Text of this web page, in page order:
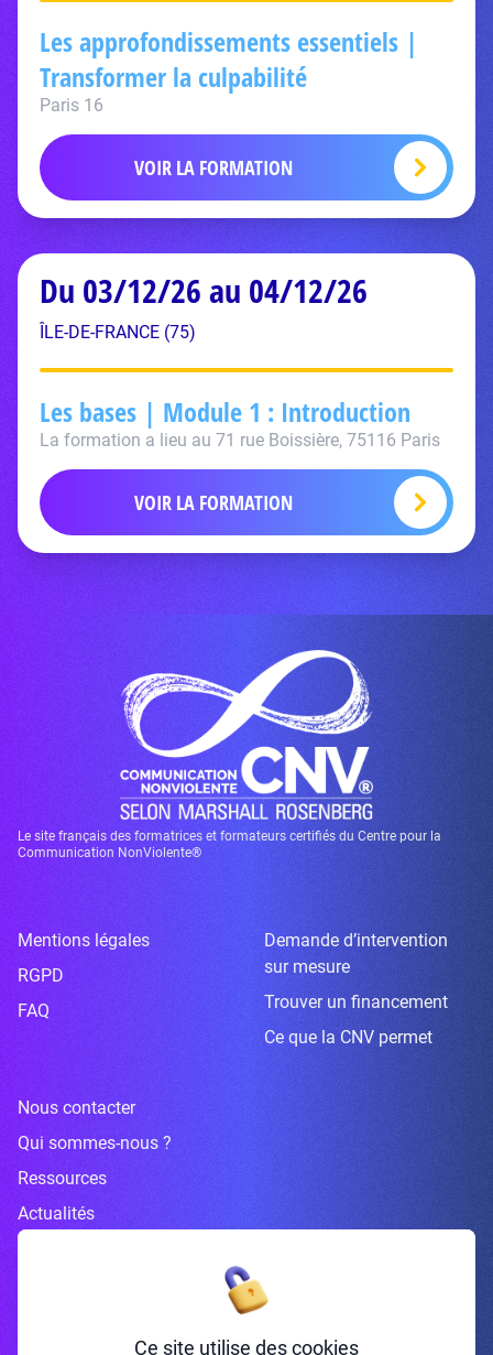
Les approfondissements essentiels |
Transformer la culpabilité
Paris 16
VOIR LA FORMATION
Du 03/12/26 au 04/12/26
ÎLE-DE-FRANCE (75)
Les bases | Module 1 : Introduction
La formation a lieu au 71 rue Boissière, 75116 Paris
VOIR LA FORMATION
Le site français des formatrices et formateurs certifiés du Centre pour la
Communication NonViolente®
Mentions légales
RGPD
FAQ
Demande d’intervention
sur mesure
Trouver un financement
Ce que la CNV permet
Nous contacter
Qui sommes-nous ?
Ressources
Actualités
Inscrivez-vous à la newsletter
Ce site utilise des cookies